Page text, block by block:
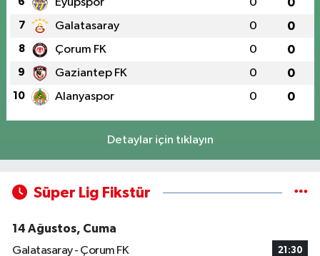
7 Galatasaray 0 0
8 Çorum FK 0 0
9 Gaziantep FK 0 0
10 Alanyaspor 0 0
Detaylar için tıklayın
Süper Lig Fikstür
14 Ağustos, Cuma
Galatasaray - Çorum FK
21:30